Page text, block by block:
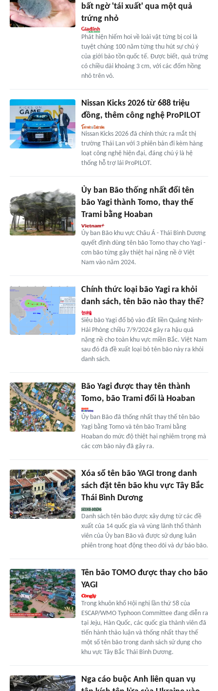
bất ngờ 'tái xuất' qua một quả
trứng nhỏ
Phát hiện hiếm hoi về loài vật từng bị coi là
tuyệt chủng 100 năm từng thu hút sự chú ý
của giới bảo tồn quốc tế. Được biết, quả trứng
có chiều dài khoảng 3 cm, với các đốm hồng
nhỏ trên vỏ.
Nissan Kicks 2026 từ 688 triệu
đồng, thêm công nghệ ProPILOT
Nissan Kicks 2026 đã chính thức ra mắt thị
trường Thái Lan với 3 phiên bản đi kèm hàng
loạt công nghệ hiện đại, đáng chú ý là hệ
thống hỗ trợ lái ProPILOT.
Ủy ban Bão thống nhất đổi tên
bão Yagi thành Tomo, thay thế
Trami bằng Hoaban
Ủy ban Bão khu vực Châu Á - Thái Bình Dương
quyết định dùng tên bão Tomo thay cho Yagi -
cơn bão từng gây thiệt hại nặng nề ở Việt
Nam vào năm 2024.
Chính thức loại bão Yagi ra khỏi
danh sách, tên bão nào thay thế?
Siêu bão Yagi đổ bộ vào đất liền Quảng Ninh-
Hải Phòng chiều 7/9/2024 gây ra hậu quả
nặng nề cho toàn khu vực miền Bắc. Việt Nam
sau đó đã đề xuất loại bỏ tên bão này ra khỏi
danh sách.
Bão Yagi được thay tên thành
Tomo, bão Trami đổi là Hoaban
Ủy ban Bão đã thống nhất thay thế tên bão
Yagi bằng Tomo và tên bão Trami bằng
Hoaban do mức độ thiệt hại nghiêm trọng mà
các cơn bão này đã gây ra.
Xóa sổ tên bão YAGI trong danh
sách đặt tên bão khu vực Tây Bắc
Thái Bình Dương
Danh sách tên bão được xây dựng từ các đề
xuất của 14 quốc gia và vùng lãnh thổ thành
viên của Ủy ban Bão và được sử dụng luân
phiên trong hoạt động theo dõi và dự báo bão.
Tên bão TOMO được thay cho bão
YAGI
Trong khuôn khổ Hội nghị lần thứ 58 của
ESCAP/WMO Typhoon Committee đang diễn ra
tại Jeju, Hàn Quốc, các quốc gia thành viên đã
tiến hành thảo luận và thống nhất thay thế
một số tên bão trong danh sách sử dụng cho
khu vực Tây Bắc Thái Bình Dương.
Nga cáo buộc Anh liên quan vụ